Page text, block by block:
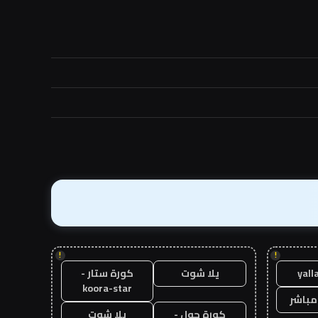
!
!
يلا شوت
كورة ستار -
koora-star